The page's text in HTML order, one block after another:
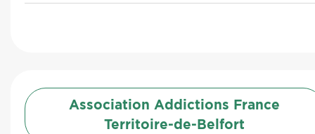
Association Addictions France
Territoire-de-Belfort